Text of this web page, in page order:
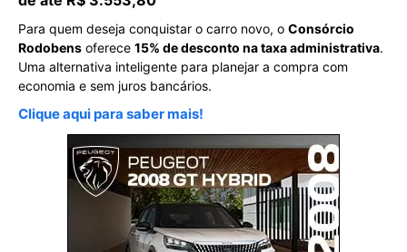
Para quem deseja conquistar o carro novo, o Consórcio
Rodobens oferece 15% de desconto na taxa administrativa.
Uma alternativa inteligente para planejar a compra com
economia e sem juros bancários.
Clique aqui para saber mais!